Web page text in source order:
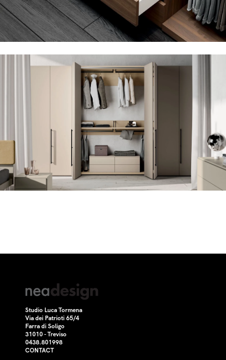
Studio Luca Tormena
Via dei Patrioti 65/4
Farra di Soligo
31010 - Treviso
0438.801998
CONTACT